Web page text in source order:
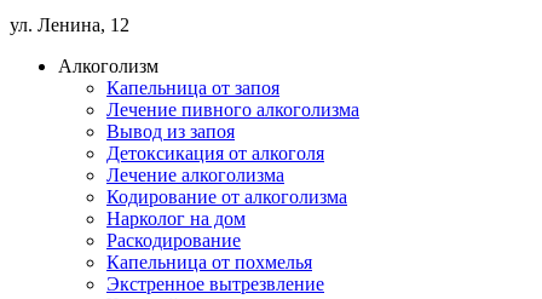
ул. Ленина, 12
Алкоголизм
Капельница от запоя
Лечение пивного алкоголизма
Вывод из запоя
Детоксикация от алкоголя
Лечение алкоголизма
Кодирование от алкоголизма
Нарколог на дом
Раскодирование
Капельница от похмелья
Экстренное вытрезвление